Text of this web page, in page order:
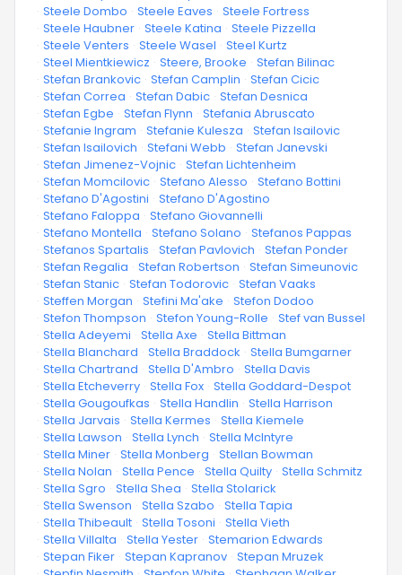
· Steele Dombo · Steele Eaves · Steele Fortress
· Steele Haubner · Steele Katina · Steele Pizzella
· Steele Venters · Steele Wasel · Steel Kurtz
· Steel Mientkiewicz · Steere, Brooke · Stefan Bilinac
· Stefan Brankovic · Stefan Camplin · Stefan Cicic
· Stefan Correa · Stefan Dabic · Stefan Desnica
· Stefan Egbe · Stefan Flynn · Stefania Abruscato
· Stefanie Ingram · Stefanie Kulesza · Stefan Isailovic
· Stefan Isailovich · Stefani Webb · Stefan Janevski
· Stefan Jimenez-Vojnic · Stefan Lichtenheim
· Stefan Momcilovic · Stefano Alesso · Stefano Bottini
· Stefano D'Agostini · Stefano D'Agostino
· Stefano Faloppa · Stefano Giovannelli
· Stefano Montella · Stefano Solano · Stefanos Pappas
· Stefanos Spartalis · Stefan Pavlovich · Stefan Ponder
· Stefan Regalia · Stefan Robertson · Stefan Simeunovic
· Stefan Stanic · Stefan Todorovic · Stefan Vaaks
· Steffen Morgan · Stefini Ma'ake · Stefon Dodoo
· Stefon Thompson · Stefon Young-Rolle · Stef van Bussel
· Stella Adeyemi · Stella Axe · Stella Bittman
· Stella Blanchard · Stella Braddock · Stella Bumgarner
· Stella Chartrand · Stella D'Ambro · Stella Davis
· Stella Etcheverry · Stella Fox · Stella Goddard-Despot
· Stella Gougoufkas · Stella Handlin · Stella Harrison
· Stella Jarvais · Stella Kermes · Stella Kiemele
· Stella Lawson · Stella Lynch · Stella McIntyre
· Stella Miner · Stella Monberg · Stellan Bowman
· Stella Nolan · Stella Pence · Stella Quilty · Stella Schmitz
· Stella Sgro · Stella Shea · Stella Stolarick
· Stella Swenson · Stella Szabo · Stella Tapia
· Stella Thibeault · Stella Tosoni · Stella Vieth
· Stella Villalta · Stella Yester · Stemarion Edwards
· Stepan Fiker · Stepan Kapranov · Stepan Mruzek